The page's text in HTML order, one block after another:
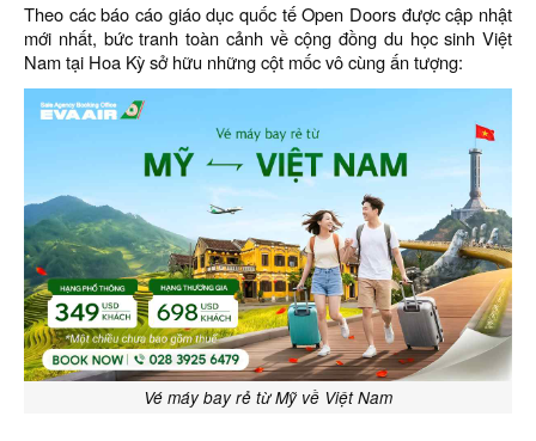
Theo các báo cáo giáo dục quốc tế Open Doors được cập nhật
mới nhất, bức tranh toàn cảnh về cộng đồng du học sinh Việt
Nam tại Hoa Kỳ sở hữu những cột mốc vô cùng ấn tượng:
Vé máy bay rẻ từ Mỹ về Việt Nam